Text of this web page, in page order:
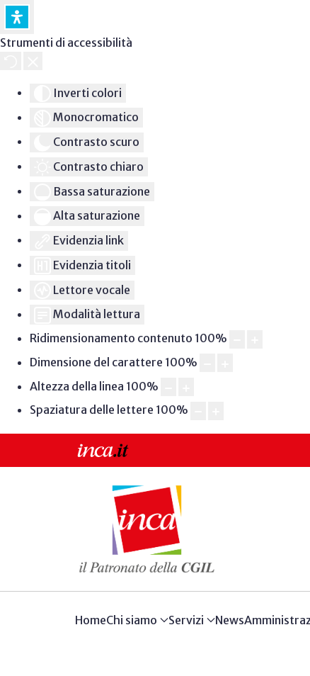
Strumenti di accessibilità
Inverti colori
Monocromatico
Contrasto scuro
Contrasto chiaro
Bassa saturazione
Alta saturazione
Evidenzia link
Evidenzia titoli
Lettore vocale
Modalità lettura
Ridimensionamento contenuto 100%
Dimensione del carattere 100%
Altezza della linea 100%
Spaziatura delle lettere 100%
HomeChi siamo Servizi News